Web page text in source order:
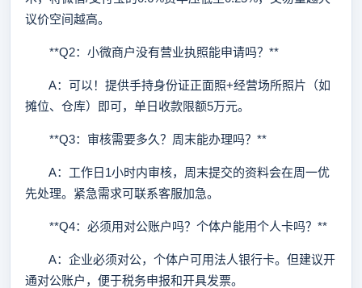
议价空间越高。
**Q2：小微商户没有营业执照能申请吗？**
A：可以！提供手持身份证正面照+经营场所照片（如
摊位、仓库）即可，单日收款限额5万元。
**Q3：审核需要多久？周末能办理吗？**
A：工作日1小时内审核，周末提交的资料会在周一优
先处理。紧急需求可联系客服加急。
**Q4：必须用对公账户吗？个体户能用个人卡吗？**
A：企业必须对公，个体户可用法人银行卡。但建议开
通对公账户，便于税务申报和开具发票。